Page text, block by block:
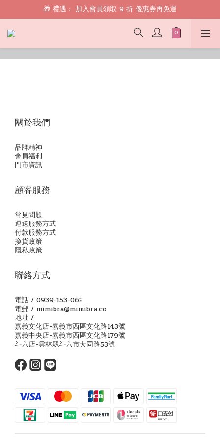
🎁 禮遇： 加入會員領取 9 折 優惠券再免運
🎁 禮遇： 加入會員領取 9 折 優惠券再免運
📱 綁定 LINE 好友，現領 $100 購物金！
🎁 禮遇： 加入會員領取 9 折 優惠券再免運
關於我們
品牌精神
會員福利
門市資訊
顧客服務
常見問題
運送服務方式
付款服務方式
換貨政策
隱私政策
聯絡方式
電話 / 0939-153-062
電郵 / mimibra@mimibra.co
地址 /
嘉義文化店-嘉義市西區文化路143號
嘉義中央店-嘉義市西區文化路179號
斗六店-雲林縣斗六市大同路53號